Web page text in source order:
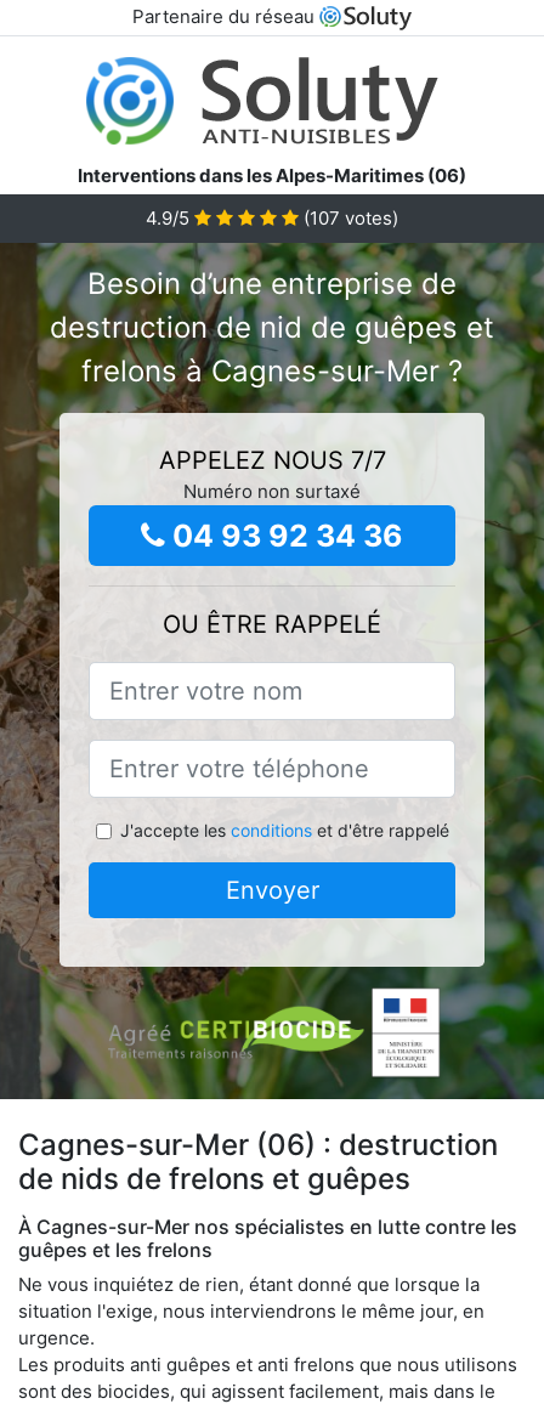
Partenaire du réseau
Interventions dans les Alpes-Maritimes (06)
4.9/5
(107 votes)
Besoin d’une entreprise de
destruction de nid de guêpes et
frelons à Cagnes-sur-Mer ?
APPELEZ NOUS 7/7
Numéro non surtaxé
04 93 92 34 36
OU ÊTRE RAPPELÉ
J'accepte les conditionset d'être rappelé
Envoyer
Cagnes-sur-Mer (06) : destruction
de nids de frelons et guêpes
À Cagnes-sur-Mer nos spécialistes en lutte contre les
guêpes et les frelons
Ne vous inquiétez de rien, étant donné que lorsque la
situation l'exige, nous interviendrons le même jour, en
urgence.
Les produits anti guêpes et anti frelons que nous utilisons
sont des biocides, qui agissent facilement, mais dans le